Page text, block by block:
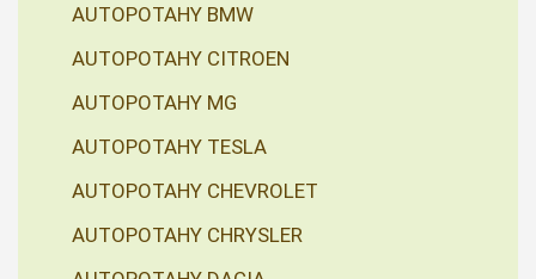
AUTOPOTAHY BMW
AUTOPOTAHY CITROEN
AUTOPOTAHY MG
AUTOPOTAHY TESLA
AUTOPOTAHY CHEVROLET
AUTOPOTAHY CHRYSLER